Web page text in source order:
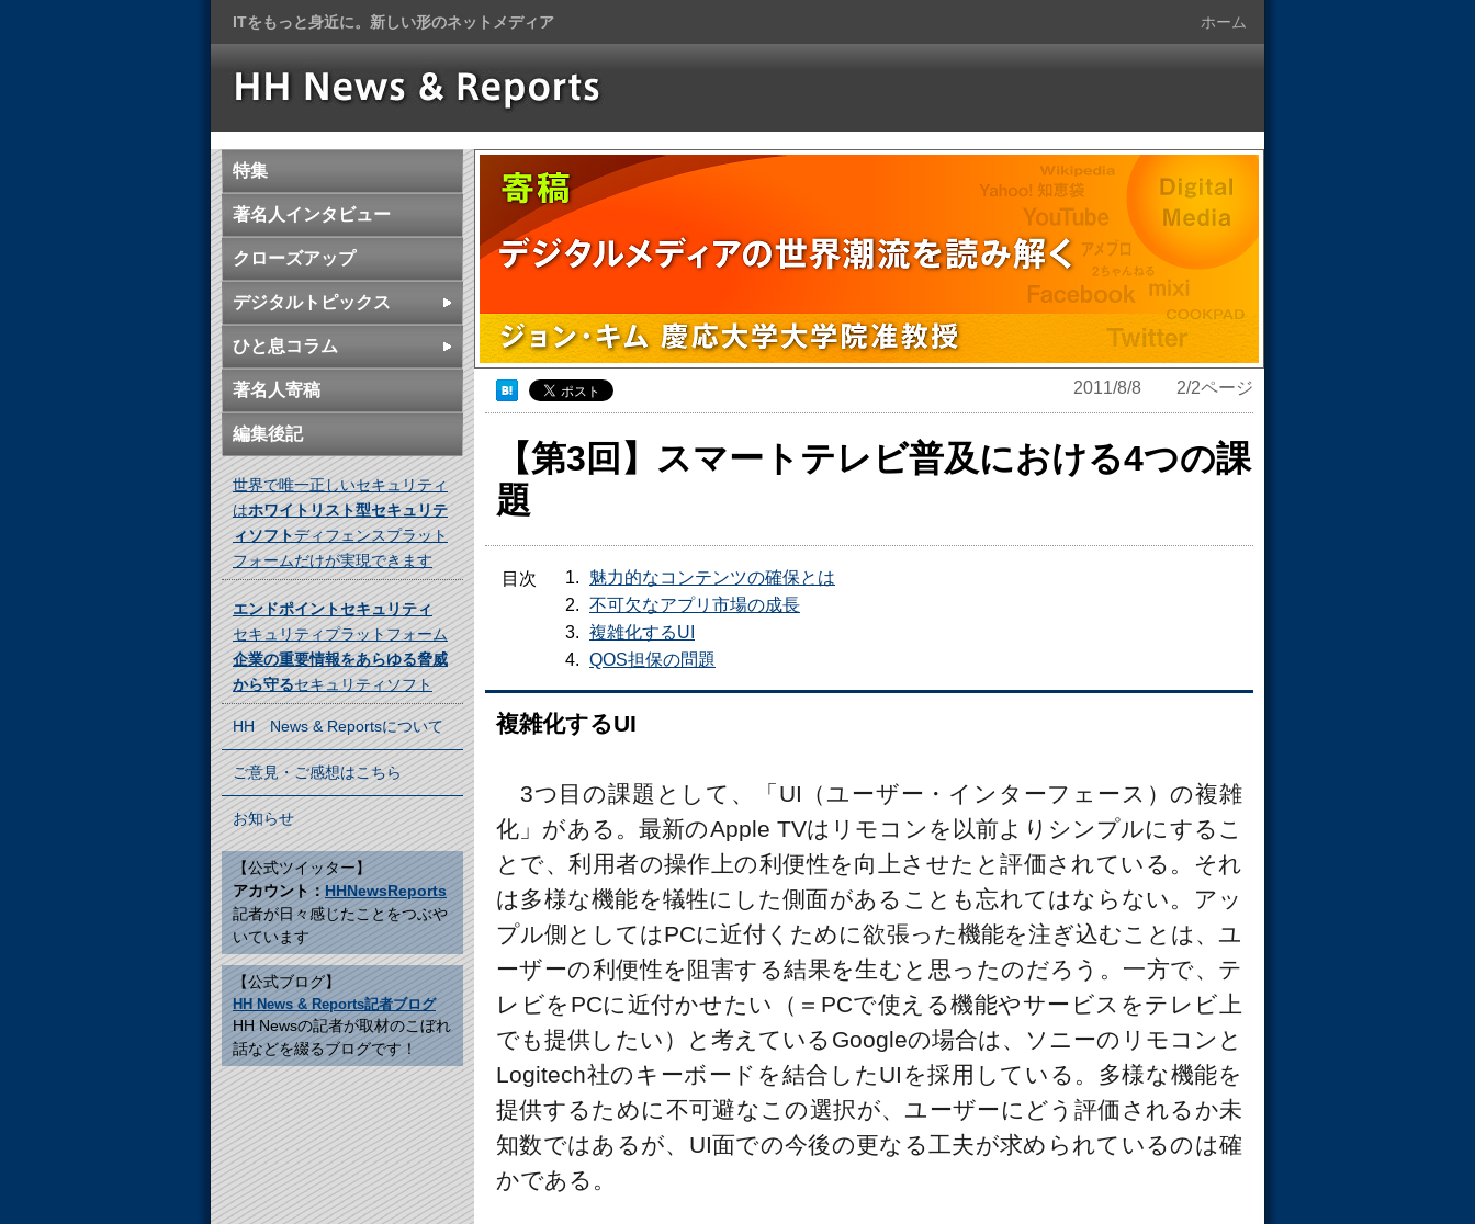
ITをもっと身近に。新しい形のネットメディア ホーム
特集
著名人インタビュー
クローズアップ
デジタルトピックス
ひと息コラム
著名人寄稿
編集後記
世界で唯一正しいセキュリティ
はホワイトリスト型セキュリテ
ィソフトディフェンスプラット
フォームだけが実現できます
エンドポイントセキュリティ
セキュリティプラットフォーム
企業の重要情報をあらゆる脅威
から守るセキュリティソフト
HH News & Reportsについて
ご意見・ご感想はこちら
お知らせ
【公式ツイッター】
アカウント： HHNewsReports
記者が日々感じたことをつぶや
いています
【公式ブログ】
HH News & Reports記者ブログ
HH Newsの記者が取材のこぼれ
話などを綴るブログです！
2011/8/8 2/2ページ
【第3回】スマートテレビ普及における4つの課
題
目次
魅力的なコンテンツの確保とは
不可欠なアプリ市場の成長
複雑化するUI
QOS担保の問題
複雑化するUI
3つ目の課題として、「UI（ユーザー・インターフェース）の複雑
化」がある。最新のApple TVはリモコンを以前よりシンプルにするこ
とで、利用者の操作上の利便性を向上させたと評価されている。それ
は多様な機能を犠牲にした側面があることも忘れてはならない。アッ
プル側としてはPCに近付くために欲張った機能を注ぎ込むことは、ユ
ーザーの利便性を阻害する結果を生むと思ったのだろう。一方で、テ
レビをPCに近付かせたい（＝PCで使える機能やサービスをテレビ上
でも提供したい）と考えているGoogleの場合は、ソニーのリモコンと
Logitech社のキーボードを結合したUIを採用している。多様な機能を
提供するために不可避なこの選択が、ユーザーにどう評価されるか未
知数ではあるが、UI面での今後の更なる工夫が求められているのは確
かである。